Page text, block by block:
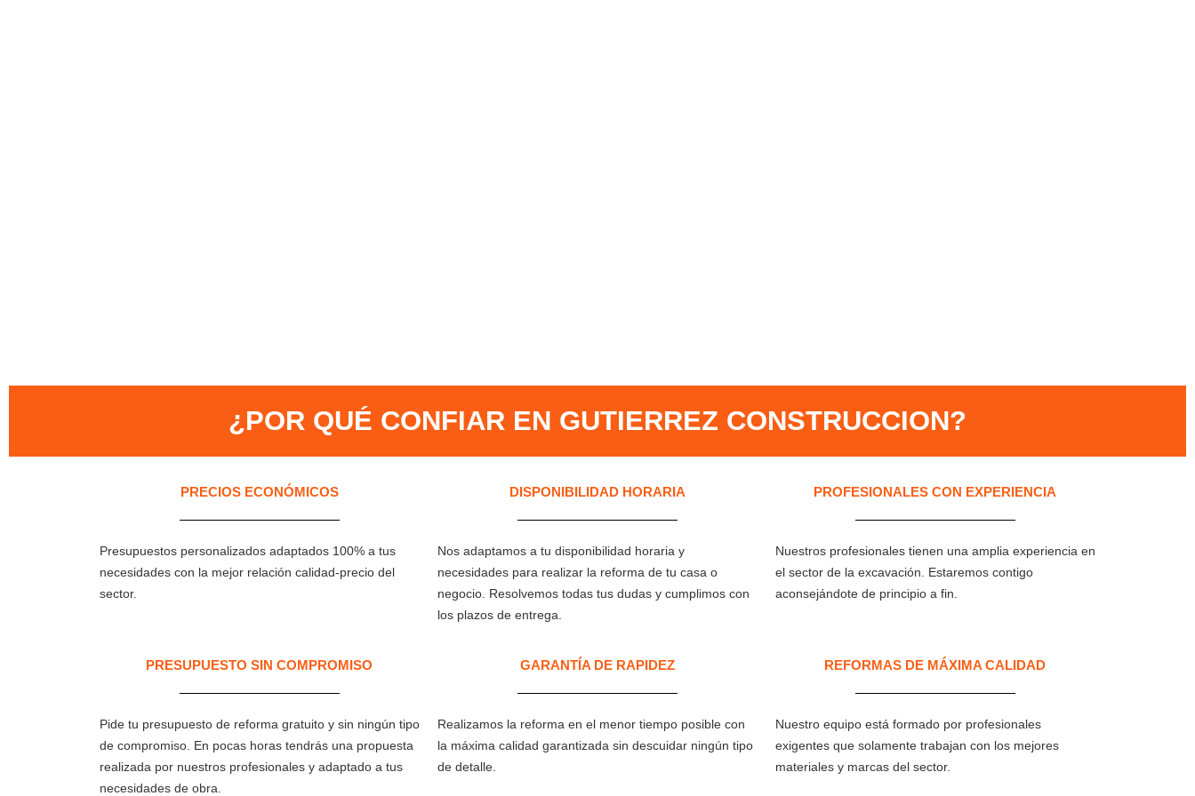
¿POR QUÉ CONFIAR EN GUTIERREZ CONSTRUCCION?​
PRECIOS ECONÓMICOS
Presupuestos personalizados adaptados 100% a tus
necesidades con la mejor relación calidad-precio del
sector.
DISPONIBILIDAD HORARIA
Nos adaptamos a tu disponibilidad horaria y
necesidades para realizar la reforma de tu casa o
negocio. Resolvemos todas tus dudas y cumplimos con
los plazos de entrega.
PROFESIONALES CON EXPERIENCIA​
Nuestros profesionales tienen una amplia experiencia en
el sector de la excavación. Estaremos contigo
aconsejándote de principio a fin.
PRESUPUESTO SIN COMPROMISO
Pide tu presupuesto de reforma gratuito y sin ningún tipo
de compromiso. En pocas horas tendrás una propuesta
realizada por nuestros profesionales y adaptado a tus
necesidades de obra.
GARANTÍA DE RAPIDEZ​
Realizamos la reforma en el menor tiempo posible con
la máxima calidad garantizada sin descuidar ningún tipo
de detalle.
REFORMAS DE MÁXIMA CALIDAD
Nuestro equipo está formado por profesionales
exigentes que solamente trabajan con los mejores
materiales y marcas del sector.